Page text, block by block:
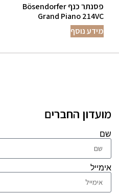
פסנתר כנף Bösendorfer
Grand Piano 214VC
מידע נוסף
מועדון החברים
שם
אימייל